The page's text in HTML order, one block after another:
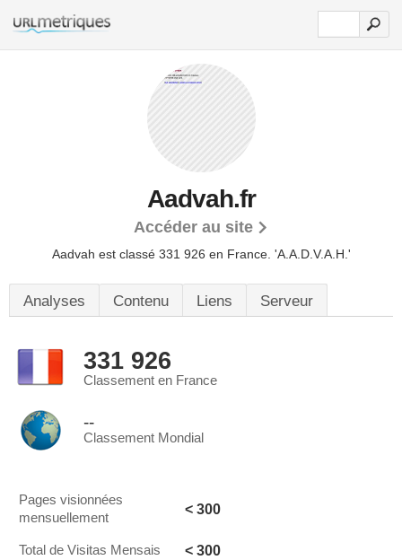
Aadvah.fr
Accéder au site
Aadvah est classé 331 926 en France. 'A.A.D.V.A.H.'
Analyses Contenu Liens Serveur
331 926
Classement en France
--
Classement Mondial
Pages visionnées
mensuellement
< 300
Total de Visitas Mensais < 300